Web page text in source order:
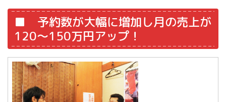
■ 予約数が大幅に増加し月の売上が
120～150万円アップ！